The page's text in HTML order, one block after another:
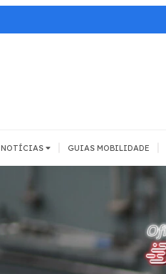
NOTÍCIAS
A pé
GUIAS MOBILIDADE